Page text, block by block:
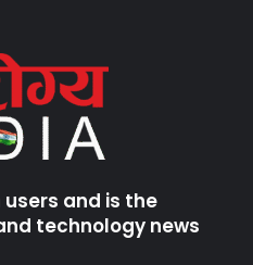
and is the
technology news